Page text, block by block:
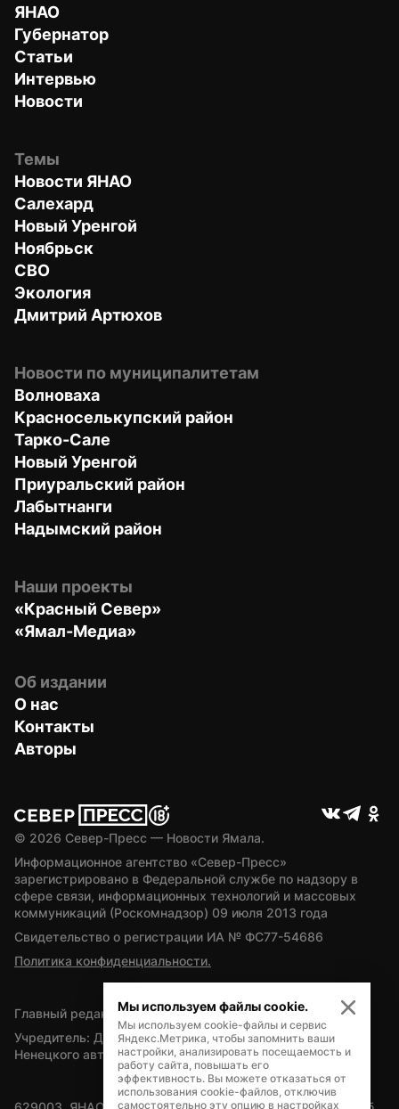
ЯНАО
Губернатор
Статьи
Интервью
Новости
Темы
Новости ЯНАО
Салехард
Новый Уренгой
Ноябрьск
СВО
Экология
Дмитрий Артюхов
Новости по муниципалитетам
Волноваха
Красноселькупский район
Тарко-Сале
Новый Уренгой
Приуральский район
Лабытнанги
Надымский район
Наши проекты
«Красный Север»
«Ямал-Медиа»
Об издании
О нас
Контакты
Авторы
© 2026 Север-Пресс — Новости Ямала.
Информационное агентство «Север-Пресс»
зарегистрировано в Федеральной службе по надзору в
сфере связи, информационных технологий и массовых
коммуникаций (Роскомнадзор) 09 июля 2013 года
Свидетельство о регистрации ИА № ФС77-54686
Политика конфиденциальности.
Главный редактор — А.Л. Поздеев
Учредитель: Департамент внутренней политики Ямало-
Ненецкого автономного округа
Мы используем файлы cookie.
Мы используем cookie-файлы и сервис
Яндекс.Метрика, чтобы запомнить ваши
настройки, анализировать посещаемость и
работу сайта, повышать его
эффективность. Вы можете отказаться от
использования cookie-файлов, отключив
самостоятельно эту опцию в настройках